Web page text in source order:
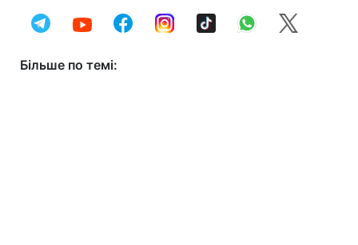
Більше по темі: